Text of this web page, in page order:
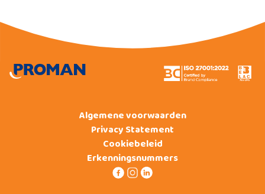
Algemene voorwaarden
Privacy Statement
Cookiebeleid
Erkenningsnummers